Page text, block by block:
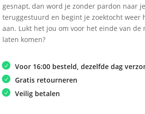
gesnapt, dan word je zonder pardon naar
teruggestuurd en begint je zoektocht weer
aan. Lukt het jou om voor het einde van de
laten komen?
Voor 16:00 besteld, dezelfde dag
Gratis retourneren
Veilig betalen